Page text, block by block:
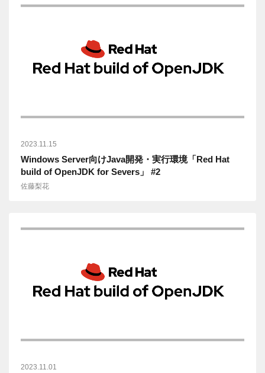
2023.11.15
Windows Server向けJava開発・実行環境「Red Hat
build of OpenJDK for Severs」 #2
佐藤梨花
2023.11.01